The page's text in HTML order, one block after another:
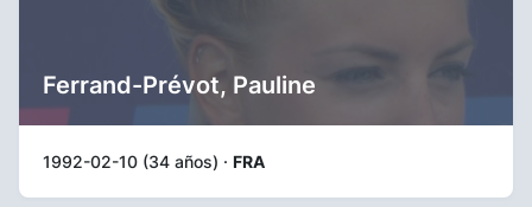
Ferrand-Prévot, Pauline
1992-02-10 (34 años) · FRA